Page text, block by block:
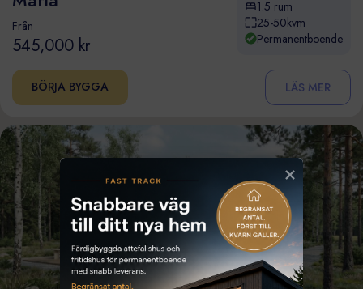
Från
545,000 kr
1.5 rum
25-50kvm
Permanentboende
BÖRJA BYGGA LÄS MER